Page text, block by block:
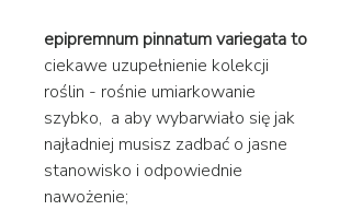
epipremnum pinnatum variegata to
ciekawe uzupełnienie kolekcji
roślin - rośnie umiarkowanie
szybko, a aby wybarwiało się jak
najładniej musisz zadbać o jasne
stanowisko i odpowiednie
nawożenie;